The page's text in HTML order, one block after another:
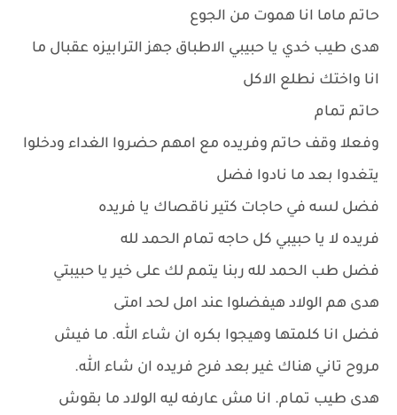
حاتم ماما انا هموت من الجوع
هدى طيب خدي يا حبيبي الاطباق جهز الترابيزه عقبال ما
انا واختك نطلع الاكل
حاتم تمام
وفعلا وقف حاتم وفريده مع امهم حضروا الغداء ودخلوا
يتغدوا بعد ما نادوا فضل
فضل لسه في حاجات كتير ناقصاك يا فريده
فريده لا يا حبيبي كل حاجه تمام الحمد لله
فضل طب الحمد لله ربنا يتمم لك على خير يا حبيبتي
هدى هم الولاد هيفضلوا عند امل لحد امتى
فضل انا كلمتها وهيجوا بكره ان شاء الله. ما فيش
مروح تاني هناك غير بعد فرح فريده ان شاء الله.
هدى طيب تمام. انا مش عارفه ليه الولاد ما بقوش